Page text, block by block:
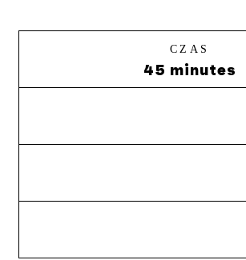
CZAS
45 minutes